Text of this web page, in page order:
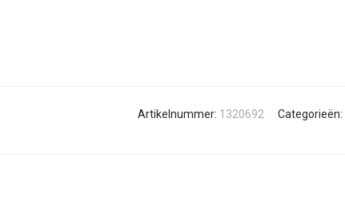
Artikelnummer: 1320692 Categorieën: